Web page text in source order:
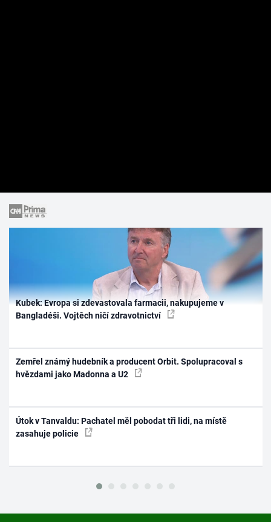
Kubek: Evropa si zdevastovala farmacii, nakupujeme v
Bangladéši. Vojtěch ničí zdravotnictví
Zemřel známý hudebník a producent Orbit. Spolupracoval s
hvězdami jako Madonna a U2
Útok v Tanvaldu: Pachatel měl pobodat tři lidi, na místě
zasahuje policie